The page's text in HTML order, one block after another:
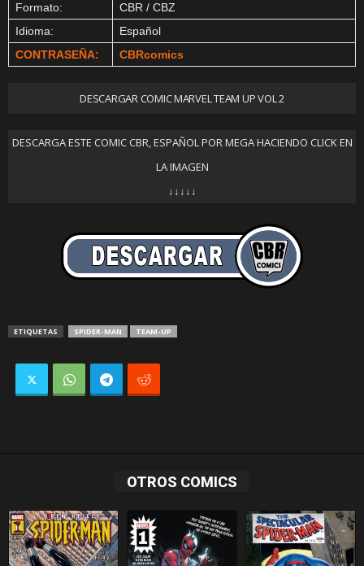
Formato:
CBR / CBZ
Idioma:
Español
CONTRASEÑA:
CBRcomics
DESCARGAR COMIC MARVEL TEAM UP VOL 2
DESCARGA ESTE COMIC CBR, ESPAÑOL POR MEGA HACIENDO CLICK EN
LA IMAGEN
↓↓↓↓↓
ETIQUETAS SPIDER-MAN TEAM-UP
OTROS COMICS